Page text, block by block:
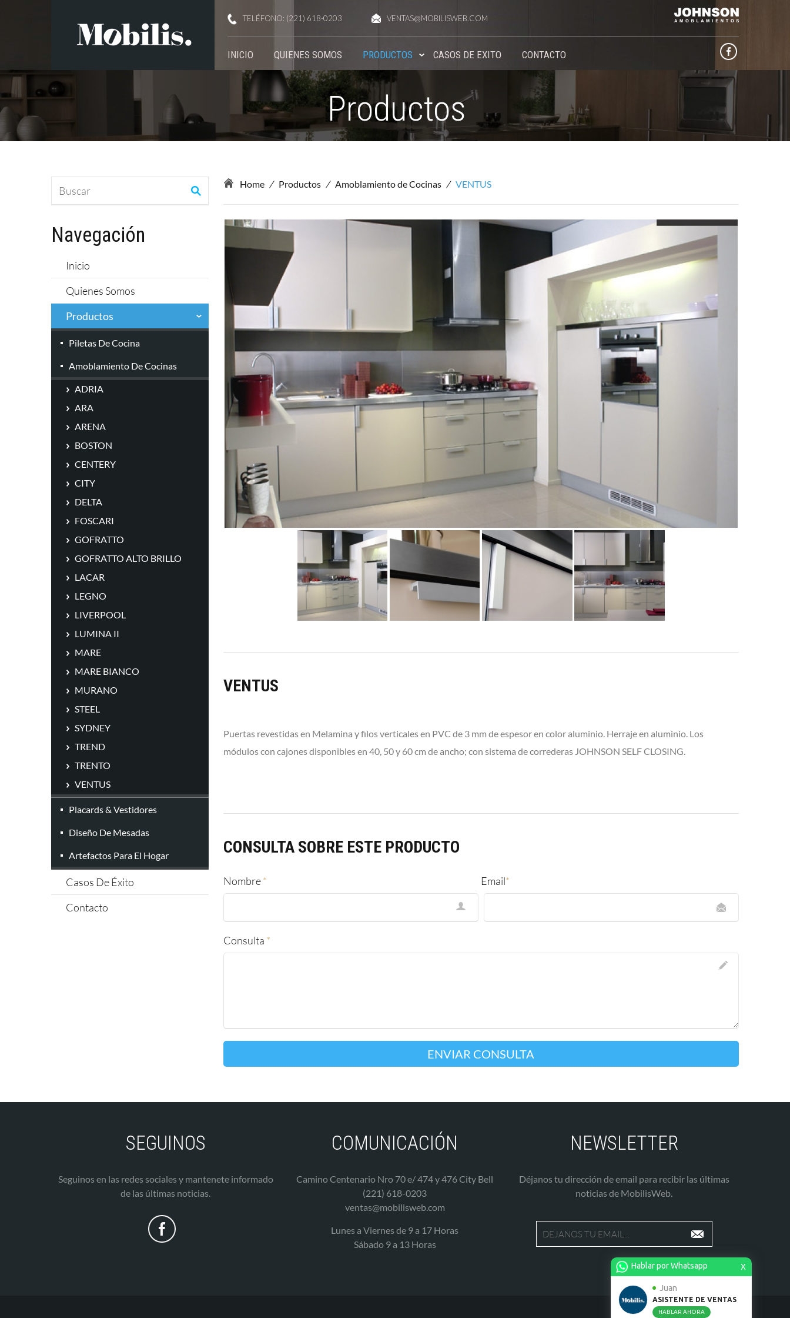
Hablar por Whatsapp X
Juan
ASISTENTE DE VENTAS
HABLAR AHORA
TELÉFONO: (221) 618-0203 VENTAS@MOBILISWEB.COM
INICIO QUIENES SOMOS PRODUCTOS CASOS DE EXITO CONTACTO
Productos
Navegación
Inicio
Quienes Somos
Productos
Piletas De Cocina
Amoblamiento De Cocinas
ADRIA
ARA
ARENA
BOSTON
CENTERY
CITY
DELTA
FOSCARI
GOFRATTO
GOFRATTO ALTO BRILLO
LACAR
LEGNO
LIVERPOOL
LUMINA II
MARE
MARE BIANCO
MURANO
STEEL
SYDNEY
TREND
TRENTO
VENTUS
Placards & Vestidores
Diseño De Mesadas
Artefactos Para El Hogar
Casos De Éxito
Contacto
Home / Productos / Amoblamiento de Cocinas / VENTUS
VENTUS
Puertas revestidas en Melamina y filos verticales en PVC de 3 mm de espesor en color aluminio. Herraje en aluminio. Los
módulos con cajones disponibles en 40, 50 y 60 cm de ancho; con sistema de correderas JOHNSON SELF CLOSING.
CONSULTA SOBRE ESTE PRODUCTO
Nombre* Email*
Consulta *
SEGUINOS
Seguinos en las redes sociales y mantenete informado
de las últimas noticias.
COMUNICACIÓN
Camino Centenario Nro 70 e/ 474 y 476 City Bell
(221) 618-0203
ventas@mobilisweb.com
Lunes a Viernes de 9 a 17 Horas
Sábado 9 a 13 Horas
NEWSLETTER
Déjanos tu dirección de email para recibir las últimas
noticias de MobilisWeb.